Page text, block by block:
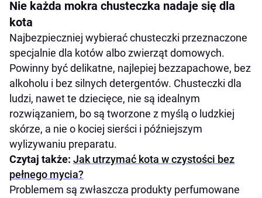
Nie każda mokra chusteczka nadaje się dla
kota
Najbezpieczniej wybierać chusteczki przeznaczone
specjalnie dla kotów albo zwierząt domowych.
Powinny być delikatne, najlepiej bezzapachowe, bez
alkoholu i bez silnych detergentów. Chusteczki dla
ludzi, nawet te dziecięce, nie są idealnym
rozwiązaniem, bo są tworzone z myślą o ludzkiej
skórze, a nie o kociej sierści i późniejszym
wylizywaniu preparatu.
Czytaj także: Jak utrzymać kota w czystości bez
pełnego mycia?
Problemem są zwłaszcza produkty perfumowane